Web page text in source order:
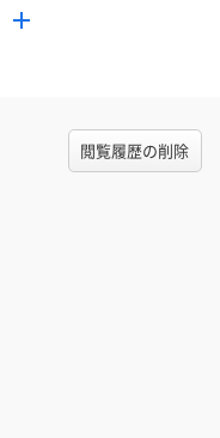
閲覧履歴の削除